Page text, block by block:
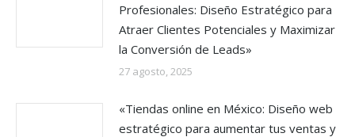
Profesionales: Diseño Estratégico para
Atraer Clientes Potenciales y Maximizar
la Conversión de Leads»
27 agosto, 2025
«Tiendas online en México: Diseño web
estratégico para aumentar tus ventas y